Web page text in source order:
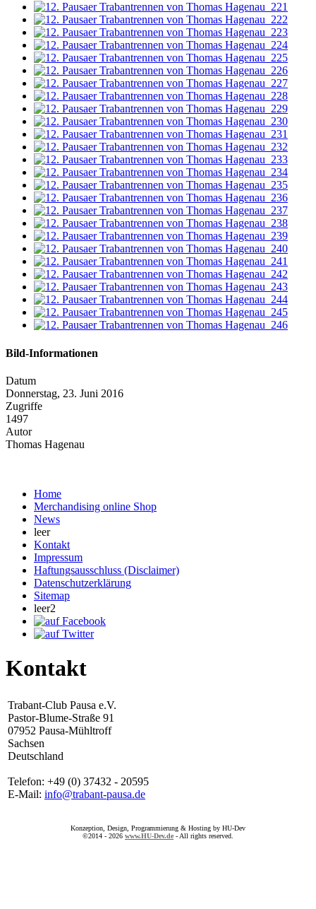
Bild-Informationen
Datum
Donnerstag, 23. Juni 2016
Zugriffe
1497
Autor
Thomas Hagenau
Home
Merchandising online Shop
News
leer
Kontakt
Impressum
Haftungsausschluss (Disclaimer)
Datenschutzerklärung
Sitemap
leer2
Kontakt
Trabant-Club Pausa e.V.
Pastor-Blume-Straße 91
07952 Pausa-Mühltroff
Sachsen
Deutschland
Telefon: +49 (0) 37432 - 20595
E-Mail: info@trabant-pausa.de
Konzeption, Design, Programmierung & Hosting by HU-Dev
©2014 - 2026 www.HU-Dev.de - All rights reserved.